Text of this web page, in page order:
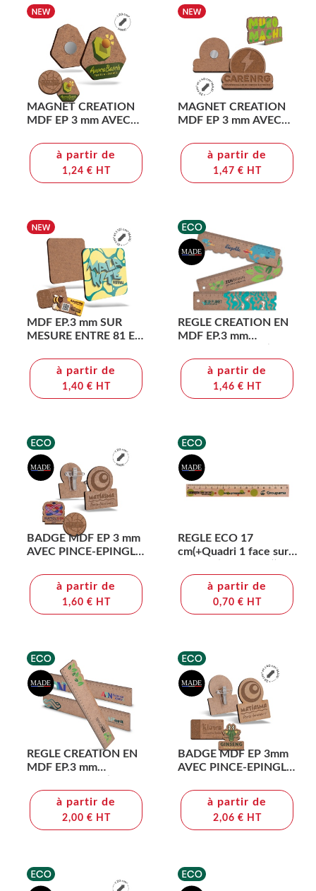
MAGNET CREATION
MDF EP 3 mm AVEC
NÉODYME AU DOS
(20cm2maxi)
à partir de
1,24 € HT
MAGNET CREATION
MDF EP 3 mm AVEC
NÉODYME AU DOS
(40cm2maxi)
à partir de
1,47 € HT
MDF EP.3 mm SUR
MESURE ENTRE 81 ET
à partir de
1,40 € HT
REGLE CREATION EN
MDF EP.3 mm
cm2 MAXI)
à partir de
1,46 € HT
BADGE MDF EP 3 mm
AVEC PINCE-EPINGLE
à partir de
1,60 € HT
REGLE ECO 17
cm(+Quadri 1 face sur
à partir de
0,70 € HT
REGLE CREATION EN
MDF EP.3 mm
cm2 maxi)
à partir de
2,00 € HT
BADGE MDF EP 3mm
AVEC PINCE-EPINGLE
cm2 MAXI
à partir de
2,06 € HT